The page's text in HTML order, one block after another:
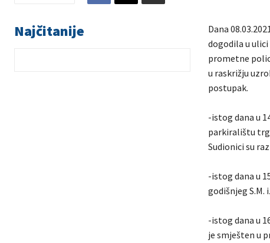
Najčitanije
Dana
dogodila u
prometne
u raskrižju
postupak.
-istog dana u
parkiralištu
Sudionici su
-istog dana u
godišnjeg
-istog dana u
je smješten u